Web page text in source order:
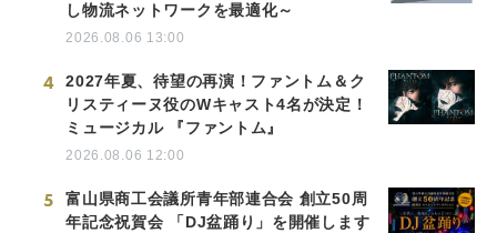
し物流ネットワークを最適化～
2026.08.06 13:00
4
2027年夏、待望の再演！ファントム＆ク
リスティーヌ役のWキャスト4名が決定！
ミュージカル 『ファントム』
2026.08.06 12:00
5
富山県商工会議所青年部連合会 創立50周
年記念祝賀会 「DJ盆踊り」を開催します